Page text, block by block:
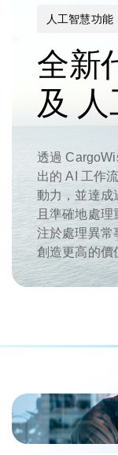
人工智慧功能
全新
及
透過
出的 AI 工作
動力，並達成
且準確地處
注於處理異常
創造更高的價